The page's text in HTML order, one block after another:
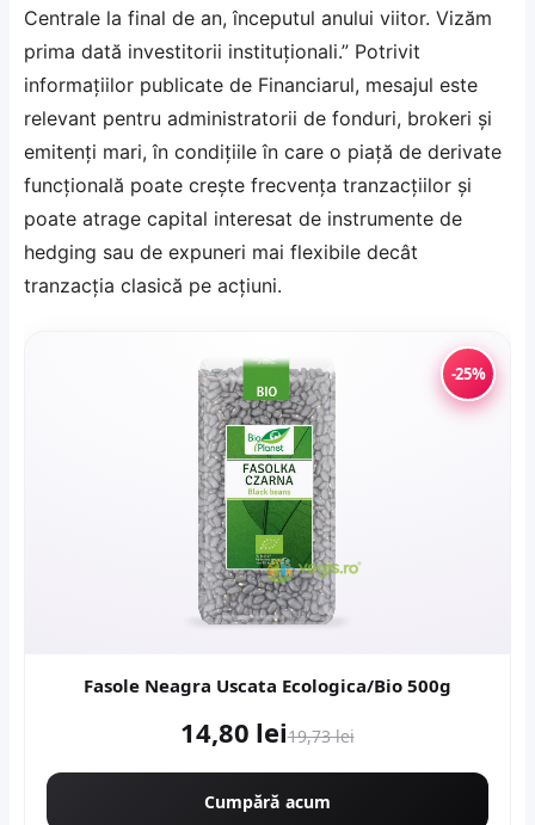
Centrale la final de an, începutul anului viitor. Vizăm
prima dată investitorii instituționali.” Potrivit
informațiilor publicate de Financiarul, mesajul este
relevant pentru administratorii de fonduri, brokeri și
emitenți mari, în condițiile în care o piață de derivate
funcțională poate crește frecvența tranzacțiilor și
poate atrage capital interesat de instrumente de
hedging sau de expuneri mai flexibile decât
tranzacția clasică pe acțiuni.
-25%
Fasole Neagra Uscata Ecologica/Bio 500g
14,80 lei19,73 lei
Cumpără acum